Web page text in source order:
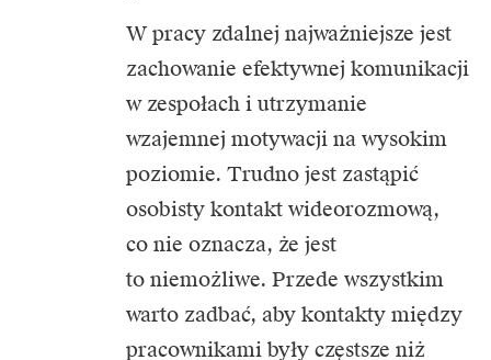
W pracy zdalnej najważniejsze jest
zachowanie efektywnej komunikacji
w zespołach i utrzymanie
wzajemnej motywacji na wysokim
poziomie. Trudno jest zastąpić
osobisty kontakt wideorozmową,
co nie oznacza, że jest
to niemożliwe. Przede wszystkim
warto zadbać, aby kontakty między
pracownikami były częstsze niż